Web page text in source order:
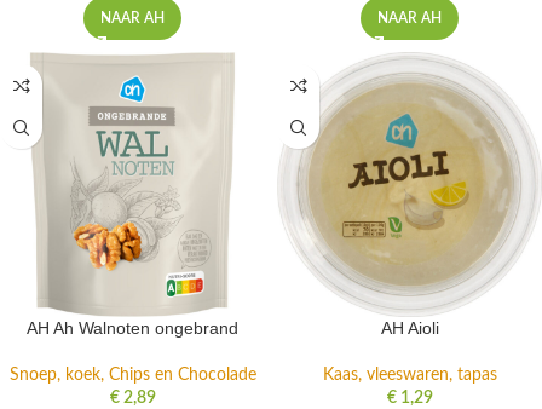
NAAR AH NAAR AH
AH Ah Walnoten ongebrand
Snoep, koek, Chips en Chocolade
€2,89
AH Aioli
Kaas, vleeswaren, tapas
€1,29